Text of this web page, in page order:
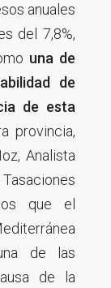
anuales
del 7,8%,
una de
de
de esta
provincia,
Analista
que el
de las
de la